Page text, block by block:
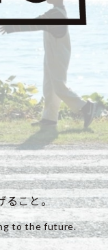
ること。
to the future.